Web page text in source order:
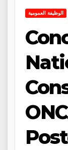
الوظيفة العمومية